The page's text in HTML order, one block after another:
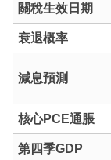
關稅生效日期
衰退概率
減息預測
核心PCE通脹
第四季GDP